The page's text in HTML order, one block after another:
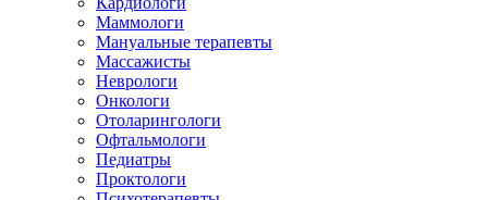
Маммологи
Мануальные терапевты
Массажисты
Неврологи
Онкологи
Отоларингологи
Офтальмологи
Педиатры
Проктологи